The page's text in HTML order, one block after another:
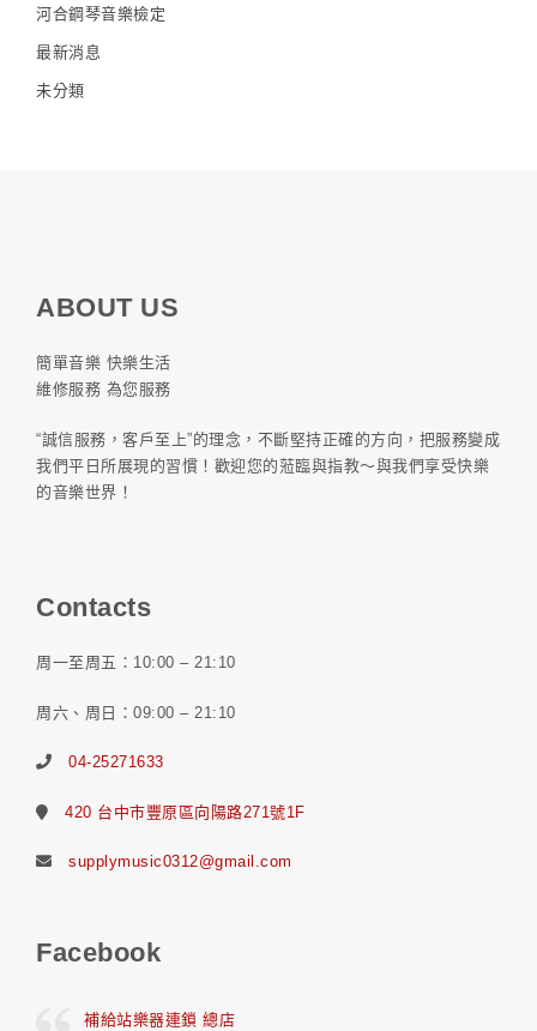
河合鋼琴音樂檢定
最新消息
未分類
ABOUT US
簡單音樂 快樂生活
維修服務 為您服務
“誠信服務，客戶至上”的理念，不斷堅持正確的方向，把服務變成
我們平日所展現的習慣！歡迎您的蒞臨與指教～與我們享受快樂
的音樂世界！
Contacts
周一至周五：10:00 – 21:10
周六、周日：09:00 – 21:10
04-25271633
420 台中市豐原區向陽路271號1F
supplymusic0312@gmail.com
Facebook
補給站樂器連鎖 總店